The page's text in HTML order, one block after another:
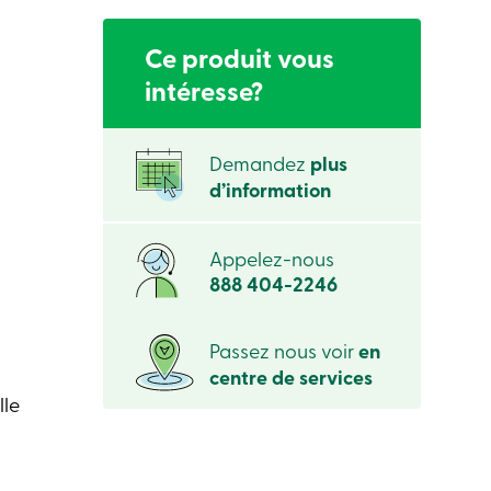
Ce produit vous
intéresse?
Demandez plus
d’information
Appelez-nous
888 404-2246
Passez nous voiren
centre de services